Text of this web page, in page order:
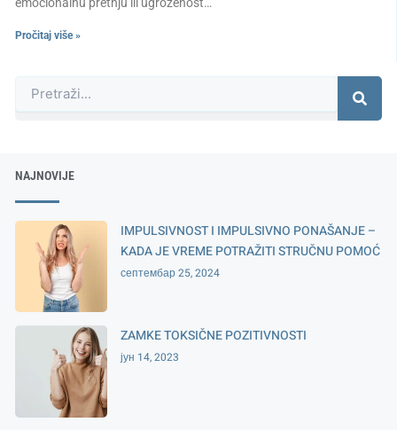
Pročitaj više »
NAJNOVIJE
IMPULSIVNOST I IMPULSIVNO PONAŠANJE –
KADA JE VREME POTRAŽITI STRUČNU POMOĆ
септембар 25, 2024
ZAMKE TOKSIČNE POZITIVNOSTI
јун 14, 2023